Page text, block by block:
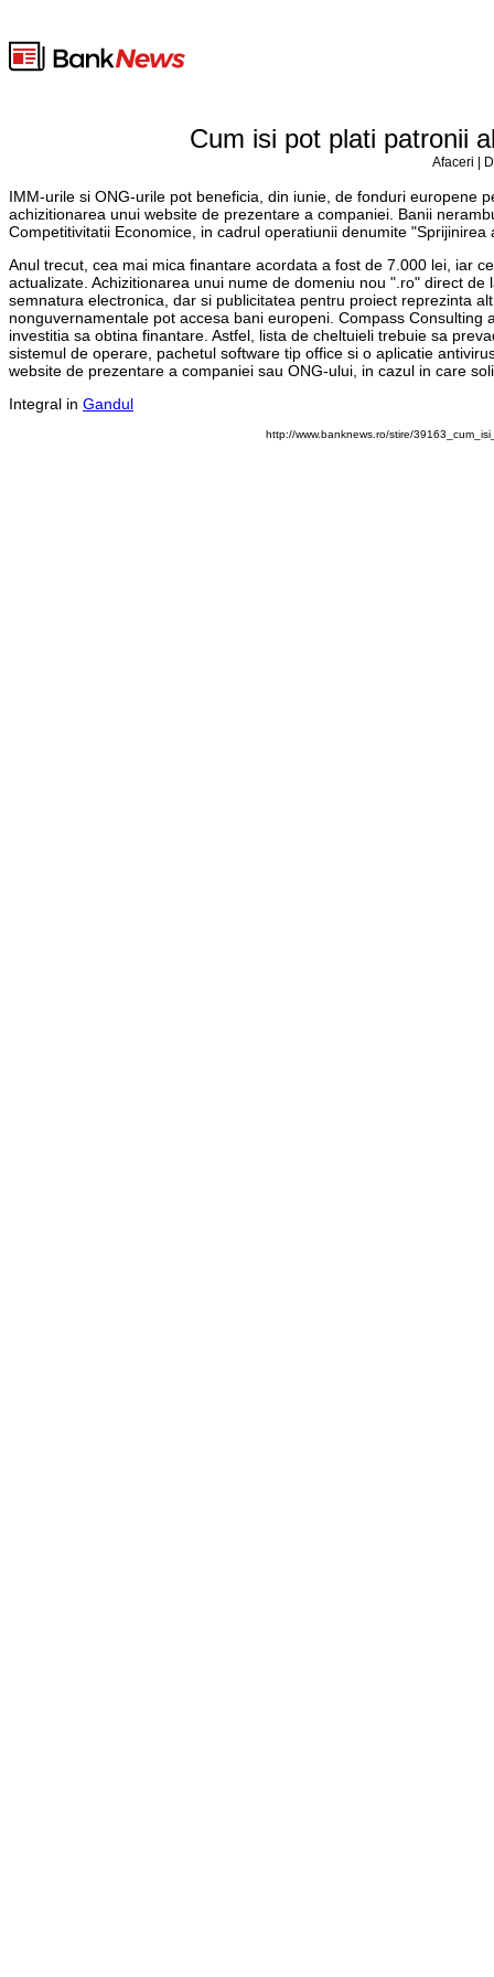
Cum isi pot plati patronii
Afaceri |
IMM-urile si ONG-urile pot beneficia, din iunie, de fonduri europene
achizitionarea unui website de prezentare a companiei. Banii
Competitivitatii Economice, in cadrul operatiunii denumite
Anul trecut, cea mai mica finantare acordata a fost de 7.000 lei, iar
actualizate. Achizitionarea unui nume de domeniu nou ".ro" direct
semnatura electronica, dar si publicitatea pentru proiect reprezinta
nonguvernamentale pot accesa bani europeni. Compass
investitia sa obtina finantare. Astfel, lista de cheltuieli trebuie sa
sistemul de operare, pachetul software tip office si o aplicatie
website de prezentare a companiei sau ONG-ului, in cazul in care
Integral in Gandul
http://www.banknews.ro/stire/